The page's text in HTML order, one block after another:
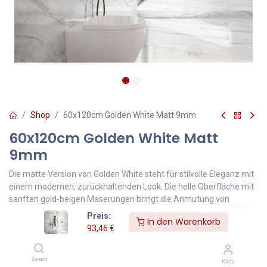
Preis:
93,46 €
In den Warenkorb
Search Konto
Shop 60x120cm Golden White Matt 9mm
60x120cm Golden White Matt
9mm
Die matte Version von Golden White steht für stilvolle Eleganz mit
einem modernen, zurückhaltenden Look. Die helle Oberfläche mit
sanften gold-beigen Maserungen bringt die Anmutung von
feinstem Marmor ins Spiel – dabei wirkt die matte Oberfläche
besonders natürlich und angenehm ruhig im Raum.
93,46